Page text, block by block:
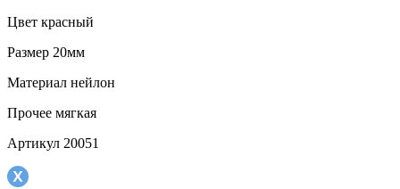
Цвет красный
Размер 20мм
Материал нейлон
Прочее мягкая
Артикул 20051